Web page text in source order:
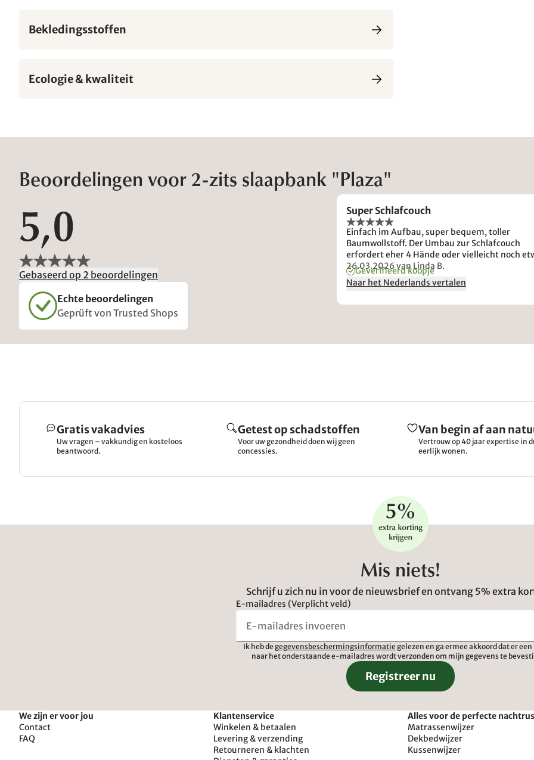
Bekledingsstoffen
Ecologie & kwaliteit
Beoordelingen voor 2-zits slaapbank "Plaza"
5,0
Gebaseerd op 2 beoordelingen
Echte beoordelingen
Geprüft von Trusted Shops
Super Schlafcouch
Einfach im Aufbau, super bequem, toller
Baumwollstoff. Der Umbau zur Schlafcouch
erfordert eher 4 Hände oder vielleicht noch
Übung.
26.03.2026van Linda B.
Geverifieerd koopje
Naar het Nederlands vertalen
Gratis vakadvies
Uw vragen – vakkundig en kosteloos
beantwoord.
Getest op schadstoffen
Voor uw gezondheid doen wij geen
concessies.
Van begin af aan
Vertrouw op 40 jaar expertise in
eerlijk wonen.
Mis niets!
Schrijf u zich nu in voor de nieuwsbrief en ontvang 5% extra
E-mailadres (Verplicht veld)
Ik heb de gegevensbeschermingsinformatie gelezen en ga ermee akkoord dat er
naar het onderstaande e-mailadres wordt verzonden om mijn gegevens te
Registreer nu
We zijn er voor jou
Contact
FAQ
Klantenservice
Winkelen & betaalen
Levering & verzending
Retourneren & klachten
Alles voor de perfecte
Matrassenwijzer
Dekbedwijzer
Kussenwijzer